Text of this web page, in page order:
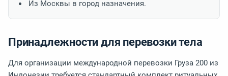
Из Москвы в город назначения.
Принадлежности для перевозки тела
Для организации международной перевозки Груза 200 из